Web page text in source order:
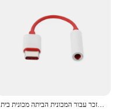
כבל אודיו 3.5 מ "מ ג ניילון קלוע 90 ° דמוית כבלים זכר חוט רמקול זכר עבור המכונית הביתה מכונית בית